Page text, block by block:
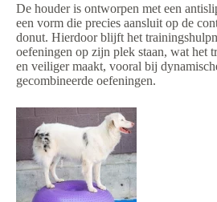
De houder is ontworpen met een
een vorm die precies aansluit op de
donut. Hierdoor blijft het
oefeningen op zijn plek staan, wat het
en veiliger maakt, vooral bij
gecombineerde oefeningen.